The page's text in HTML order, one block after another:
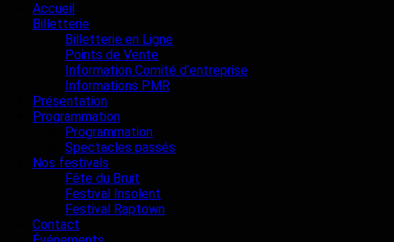
Accueil
Billetterie
Billetterie en Ligne
Points de Vente
Information Comité d’entreprise
Informations PMR
Présentation
Programmation
Programmation
Spectacles passés
Nos festivals
Fête du Bruit
Festival Insolent
Festival Raptown
Contact